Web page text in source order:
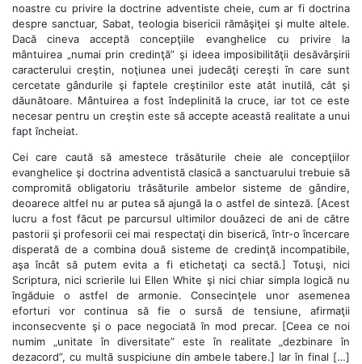
noastre cu privire la doctrine adventiste cheie, cum ar fi doctrina
despre sanctuar, Sabat, teologia bisericii rămăşiţei şi multe altele.
Dacă cineva acceptă concepţiile evanghelice cu privire la
mântuirea „numai prin credinţă” şi ideea imposibilităţii desăvârşirii
caracterului creştin, noţiunea unei judecăţi cereşti în care sunt
cercetate gândurile şi faptele creştinilor este atât inutilă, cât şi
dăunătoare. Mântuirea a fost îndeplinită la cruce, iar tot ce este
necesar pentru un creştin este să accepte această realitate a unui
fapt încheiat.
Cei care caută să amestece trăsăturile cheie ale concepţiilor
evanghelice şi doctrina adventistă clasică a sanctuarului trebuie să
compromită obligatoriu trăsăturile ambelor sisteme de gândire,
deoarece altfel nu ar putea să ajungă la o astfel de sinteză. [Acest
lucru a fost făcut pe parcursul ultimilor douăzeci de ani de către
pastorii şi profesorii cei mai respectaţi din biserică, într-o încercare
disperată de a combina două sisteme de credinţă incompatibile,
aşa încât să putem evita a fi etichetaţi ca sectă.] Totuşi, nici
Scriptura, nici scrierile lui Ellen White şi nici chiar simpla logică nu
îngăduie o astfel de armonie. Consecinţele unor asemenea
eforturi vor continua să fie o sursă de tensiune, afirmaţii
inconsecvente şi o pace negociată în mod precar. [Ceea ce noi
numim „unitate în diversitate” este în realitate „dezbinare în
dezacord”, cu multă suspiciune din ambele tabere.] Iar în final […]